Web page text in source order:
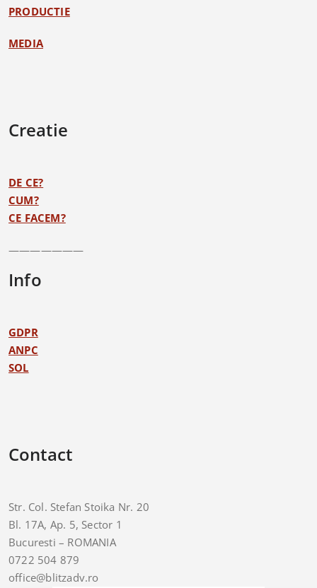
PRODUCTIE
MEDIA
Creatie
DE CE?
CUM?
CE FACEM?
———————
Info
GDPR
ANPC
SOL
Contact
Str. Col. Stefan Stoika Nr. 20
Bl. 17A, Ap. 5, Sector 1
Bucuresti – ROMANIA
0722 504 879
office@blitzadv.ro